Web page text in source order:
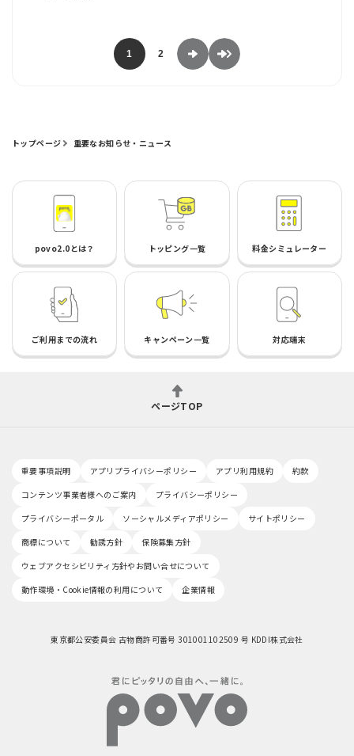
1 2
トップページ 重要なお知らせ・ニュース
povo2.0とは？ トッピング一覧 料金シミュレーター
ご利用までの流れ キャンペーン一覧 対応端末
ページTOP
重要事項説明 アプリプライバシーポリシー アプリ利用規約
約款
コンテンツ事業者様へのご案内
プライバシーポリシー
プライバシーポータル
ソーシャルメディアポリシー
サイトポリシー
商標について
勧誘方針
保険募集方針
ウェブアクセシビリティ方針やお問い合せについて
動作環境・Cookie情報の利用について
企業情報
東京都公安委員会 古物商許可番号 301001102509 号 KDDI株式会社